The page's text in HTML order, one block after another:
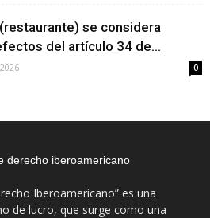
se considera
del artículo 34 de...
0
Iberoamericano” es una
de lucro, que surge como una